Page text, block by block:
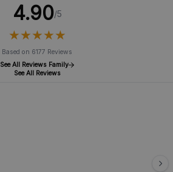
4.90/5
★★★★★
★★★★★
Based on 6177 Reviews
See All Reviews Family
See All Reviews